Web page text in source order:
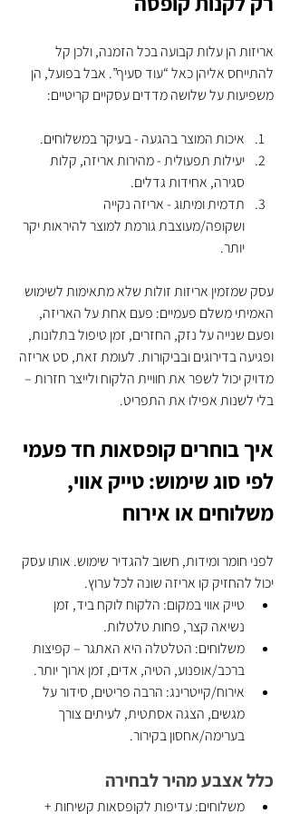
אריזות הן עלות קבועה בכל הזמנה, ולכן קל
להתייחס אליהן כאל “עוד סעיף”. אבל בפועל, הן
משפיעות על שלושה מדדים עסקיים קריטיים:
איכות המוצר בהגעה - בעיקר במשלוחים.
יעילות תפעולית - מהירות אריזה, קלות
סגירה, אחידות גדלים.
תדמית ומיתוג - אריזה נקייה
ושקופה/מעוצבת גורמת למוצר להיראות יקר
יותר.
עסק שמזמין אריזות זולות שלא מתאימות לשימוש
האמיתי משלם פעמיים: פעם אחת על האריזה,
ופעם שנייה על נזק, החזרים, זמן טיפול בתלונות,
ופגיעה בדירוגים ובביקורות. לעומת זאת, סט אריזה
מדויק יכול לשפר את חוויית הלקוח ולייצר חזרות –
בלי לשנות אפילו את התפריט.
איך בוחרים קופסאות חד פעמי
לפי סוג שימוש: טייק אווי,
משלוחים או אירוח
לפני חומר ומידות, חשוב להגדיר שימוש. אותו עסק
יכול להחזיק קו אריזה שונה לכל ערוץ.
טייק אווי במקום: הלקוח לוקח ביד, זמן
נשיאה קצר, פחות טלטלות.
משלוחים: הטלטלה היא האתגר – קפיצות
ברכב/אופנוע, הטיה, אדים, זמן ארוך יותר.
אירוח/קייטרינג: הרבה פריטים, סידור על
מגשים, הצגה אסתטית, לעיתים צורך
בערימה/אחסון בקירור.
כלל אצבע מהיר לבחירה
משלוחים: עדיפות לקופסאות קשיחות +